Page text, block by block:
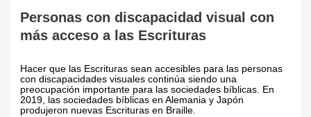
Personas con discapacidad visual con
más acceso a las Escrituras
Hacer que las Escrituras sean accesibles para las personas
con discapacidades visuales continúa siendo una
preocupación importante para las sociedades bíblicas. En
2019, las sociedades bíblicas en Alemania y Japón
produjeron nuevas Escrituras en Braille.